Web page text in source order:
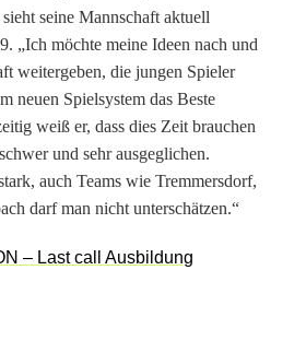
seine Mannschaft aktuell
„Ich möchte meine Ideen nach und
weitergeben, die jungen Spieler
neuen Spielsystem das Beste
weiß er, dass dies Zeit brauchen
und sehr ausgeglichen.
auch Teams wie Tremmersdorf,
darf man nicht unterschätzen.“